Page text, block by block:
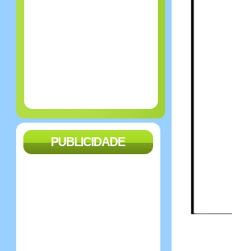
PUBLICIDADE